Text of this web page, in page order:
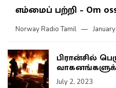
எம்மைப் பற்றி – Om
Norway Radio Tamil
பிரான்சில்
July 2, 2023